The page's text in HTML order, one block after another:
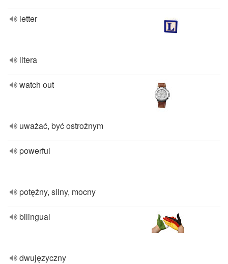
letter
litera
watch out
uważać, być ostrożnym
powerful
potężny, silny, mocny
bilingual
dwujęzyczny